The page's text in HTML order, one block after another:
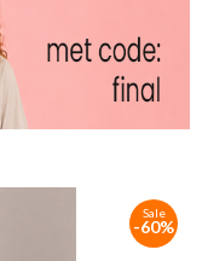
Sale
-60%